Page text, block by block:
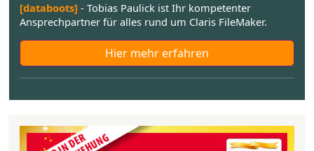
[databoots] - Tobias Paulick ist Ihr kompetenter
Ansprechpartner für alles rund um Claris FileMaker.
Hier mehr erfahren